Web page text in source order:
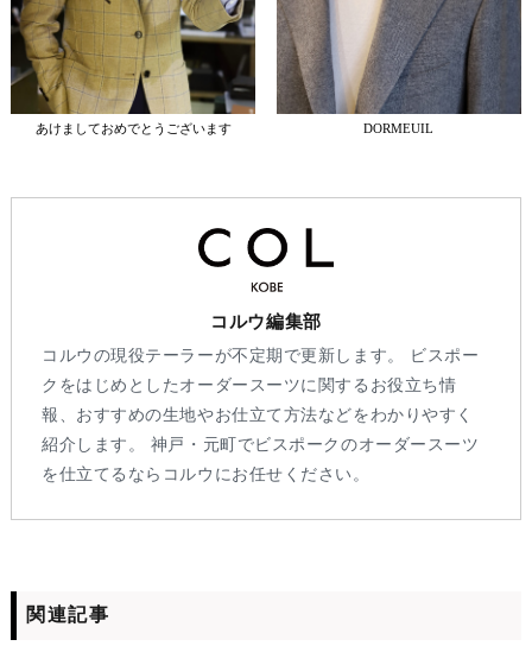
あけましておめでとうございます DORMEUIL
コルウ編集部
コルウの現役テーラーが不定期で更新します。 ビスポー
クをはじめとしたオーダースーツに関するお役立ち情
報、おすすめの生地やお仕立て方法などをわかりやすく
紹介します。 神戸・元町でビスポークのオーダースーツ
を仕立てるならコルウにお任せください。
関連記事